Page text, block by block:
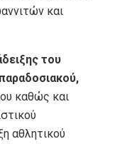
και
του
καθώς και
αθλητικού